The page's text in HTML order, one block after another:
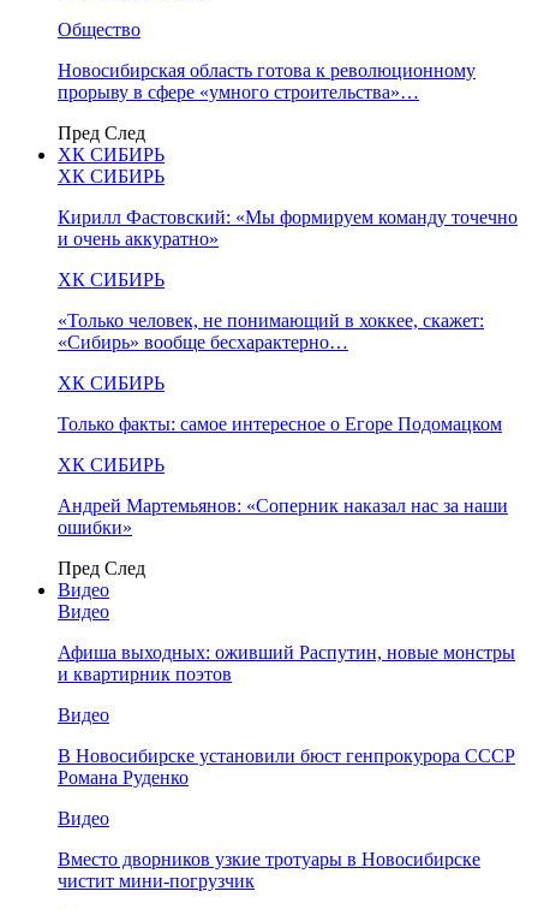
Общество
Новосибирская область готова к революционному
прорыву в сфере «умного строительства»…
Пред След
ХК СИБИРЬ
ХК СИБИРЬ
Кирилл Фастовский: «Мы формируем команду точечно
и очень аккуратно»
ХК СИБИРЬ
«Только человек, не понимающий в хоккее, скажет:
«Сибирь» вообще бесхарактерно…
ХК СИБИРЬ
Только факты: самое интересное о Егоре Подомацком
ХК СИБИРЬ
Андрей Мартемьянов: «Соперник наказал нас за наши
ошибки»
Пред След
Видео
Видео
Афиша выходных: оживший Распутин, новые монстры
и квартирник поэтов
Видео
В Новосибирске установили бюст генпрокурора СССР
Романа Руденко
Видео
Вместо дворников узкие тротуары в Новосибирске
чистит мини-погрузчик